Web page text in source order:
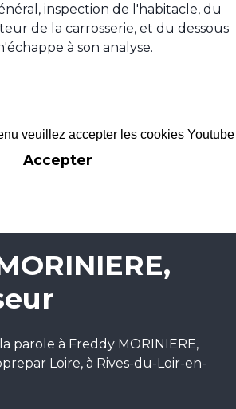
inspection de l'habitacle, du
de la carrosserie, et du dessous
à son analyse.
veuillez accepter les cookies Youtube
Accepter
parole à Freddy MORINIERE,
Loire, à Rives-du-Loir-en-